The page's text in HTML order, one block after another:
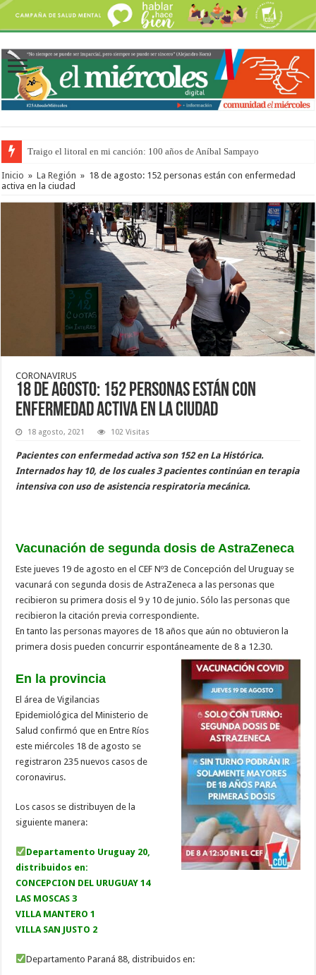
Traigo el litoral en mi canción: 100 años de Aníbal Sampayo
Inicio » La Región » 18 de agosto: 152 personas están con enfermedad
activa en la ciudad
CORONAVIRUS
18 de agosto: 152 personas están con
enfermedad activa en la ciudad
18 agosto, 2021 102 Visitas
Pacientes con enfermedad activa son 152 en La Histórica.
Internados hay 10, de los cuales 3 pacientes continúan en terapia
intensiva con uso de asistencia respiratoria mecánica.
Vacunación de segunda dosis de AstraZeneca
Este jueves 19 de agosto en el CEF Nº3 de Concepción del Uruguay se
vacunará con segunda dosis de AstraZeneca a las personas que
recibieron su primera dosis el 9 y 10 de junio. Sólo las personas que
recibieron la citación previa correspondiente.
En tanto las personas mayores de 18 años que aún no obtuvieron la
primera dosis pueden concurrir espontáneamente de 8 a 12.30.
En la provincia
El área de Vigilancias
Epidemiológica del Ministerio de
Salud confirmó que en Entre Ríos
este miércoles 18 de agosto se
registraron 235 nuevos casos de
coronavirus.
Los casos se distribuyen de la
siguiente manera:
Departamento Uruguay 20,
distribuidos en:
CONCEPCION DEL URUGUAY 14
LAS MOSCAS 3
VILLA MANTERO 1
VILLA SAN JUSTO 2
Departamento Paraná 88, distribuidos en: